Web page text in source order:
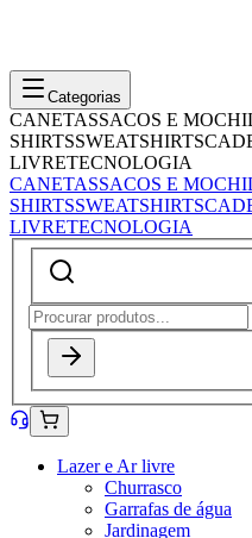
Categorias
CANETASSACOS E
SHIRTSSWEATSHIRTS
LIVRETECNOLOGIA
CANETASSACOS E
SHIRTSSWEATSHIRTS
LIVRETECNOLOGIA
Lazer e Ar livre
Churrasco
Garrafas de água
Jardinagem